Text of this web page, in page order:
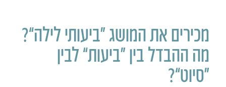
מכירים את המושג “ביעותי לילה”?
מה ההבדל בין “ביעות” לבין
“סיוט”?